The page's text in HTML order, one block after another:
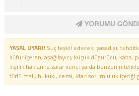
YORUMU
YASAL UYARI!Suç teşkil edecek, yasadışı,
küfür içeren, aşağılayıcı, küçük düşürücü, kaba,
kişilik haklarına zarar verici ya da benzeri
türlü mali, hukuki, cezai, idari sorumluluk içeriği